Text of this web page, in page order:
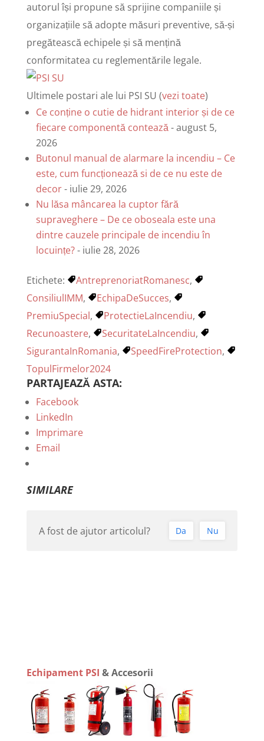
autorul își propune să sprijine companiile și
organizațiile să adopte măsuri preventive, să-și
pregătească echipele și să mențină
conformitatea cu reglementările legale.
Ultimele postari ale lui PSI SU (vezi toate)
Ce conține o cutie de hidrant interior și de ce
fiecare componentă contează- august 5,
2026
Butonul manual de alarmare la incendiu – Ce
este, cum funcționează si de ce nu este de
decor- iulie 29, 2026
Nu lăsa mâncarea la cuptor fără
supraveghere – De ce oboseala este una
dintre cauzele principale de incendiu în
locuințe?- iulie 28, 2026
Etichete: AntreprenoriatRomanesc,
ConsiliulIMM, EchipaDeSucces,
PremiuSpecial, ProtectieLaIncendiu,
Recunoastere, SecuritateLaIncendiu,
SigurantaInRomania, SpeedFireProtection,
TopulFirmelor2024
PARTAJEAZĂ ASTA:
Facebook
LinkedIn
Imprimare
Email
SIMILARE
A fost de ajutor articolul? Da Nu
Echipament PSI & Accesorii